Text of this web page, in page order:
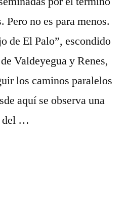
Pero no es para menos.
de El Palo”, escondido
Valdeyegua y Renes,
los caminos paralelos
aquí se observa una
del …